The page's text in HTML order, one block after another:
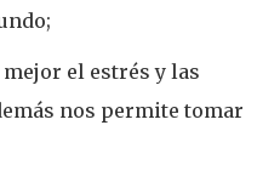
el estrés y las
nos permite tomar